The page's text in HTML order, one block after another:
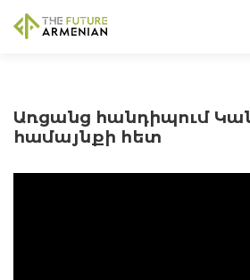
Առցանց հանդիպում
համայնքի հետ